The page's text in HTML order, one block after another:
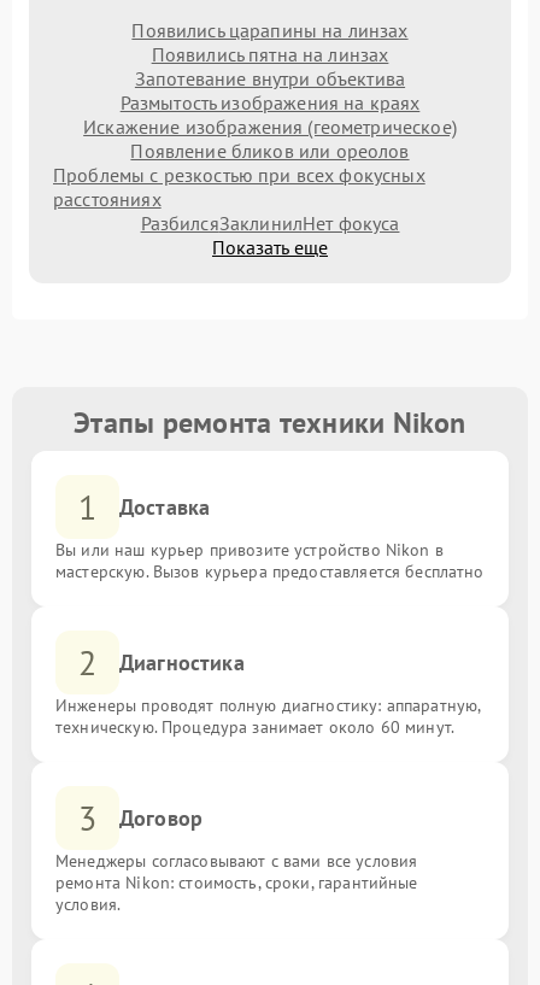
Появились царапины на линзах
Появились пятна на линзах
Запотевание внутри объектива
Размытость изображения на краях
Искажение изображения (геометрическое)
Появление бликов или ореолов
Проблемы с резкостью при всех фокусных
расстояниях
РазбилсяЗаклинилНет фокуса
Показать еще
Этапы ремонта техники Nikon
1 Доставка
Вы или наш курьер привозите устройство Nikon в
мастерскую. Вызов курьера предоставляется бесплатно
2 Диагностика
Инженеры проводят полную диагностику: аппаратную,
техническую. Процедура занимает около 60 минут.
3 Договор
Менеджеры согласовывают с вами все условия
ремонта Nikon: стоимость, сроки, гарантийные
условия.